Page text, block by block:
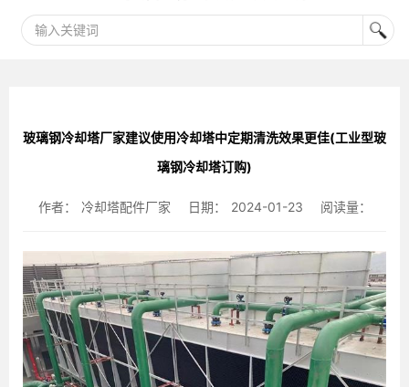
玻璃钢冷却塔厂家建议使用冷却塔中定期清洗效果更佳(工业型玻
璃钢冷却塔订购)
作者： 冷却塔配件厂家 日期： 2024-01-23 阅读量：